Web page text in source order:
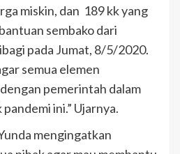
miskin, dan 189 kk yang
sembako dari
pada Jumat, 8/5/2020.
semua elemen
pemerintah dalam
ini.” Ujarnya.
mengingatkan